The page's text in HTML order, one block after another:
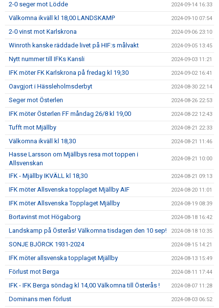
2-0 seger mot Lödde 2024-09-14 16:33
Välkomna ikväll kl 18,00 LANDSKAMP 2024-09-10 07:54
2-0 vinst mot Karlskrona 2024-09-06 23:10
Winroth kanske räddade livet på HIF:s målvakt 2024-09-05 13:45
Nytt nummer till IFKs Kansli 2024-09-03 11:21
IFK möter FK Karlskrona på fredag kl 19,30 2024-09-02 16:41
Oavgjort i Hässleholmsderbyt 2024-08-30 22:14
Seger mot Österlen 2024-08-26 22:53
IFK möter Österlen FF måndag 26/8 kl 19,00 2024-08-22 12:43
Tufft mot Mjällby 2024-08-21 22:33
Välkomna ikväll kl 18,30 2024-08-21 11:46
Hasse Larsson om Mjällbys resa mot toppen i
Allsvenskan
2024-08-21 10:00
IFK - Mjällby IKVÄLL kl 18,30 2024-08-21 09:13
IFK möter Allsvenska topplaget Mjällby AIF 2024-08-20 11:01
IFK möter Allsvenska Topplaget Mjällby 2024-08-19 08:39
Bortavinst mot Högaborg 2024-08-18 16:42
Landskamp på Österås! Välkomna tisdagen den 10 sep! 2024-08-18 10:35
SONJE BJÖRCK 1931-2024 2024-08-15 14:21
IFK möter allsvenska topplaget Mjällby 2024-08-13 15:49
Förlust mot Berga 2024-08-11 17:44
IFK - IFK Berga söndag kl 14,00 Välkomna till Österås ! 2024-08-07 11:28
Dominans men förlust 2024-08-03 06:52